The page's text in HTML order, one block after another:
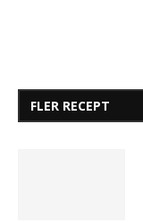
FLER RECEPT